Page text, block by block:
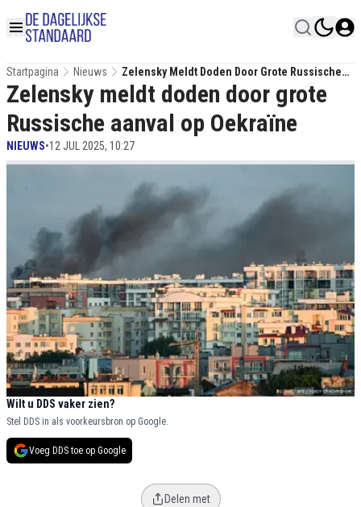
Startpagina Nieuws
Zelensky Meldt Doden Door Grote Russische
Aanval Op Oekraïne
Zelensky meldt doden door grote
Russische aanval op Oekraïne
NIEUWS•12 JUL 2025, 10:27
Wilt u DDS vaker zien?
Stel DDS in als voorkeursbron op Google.
Voeg DDS toe op Google
Delen met